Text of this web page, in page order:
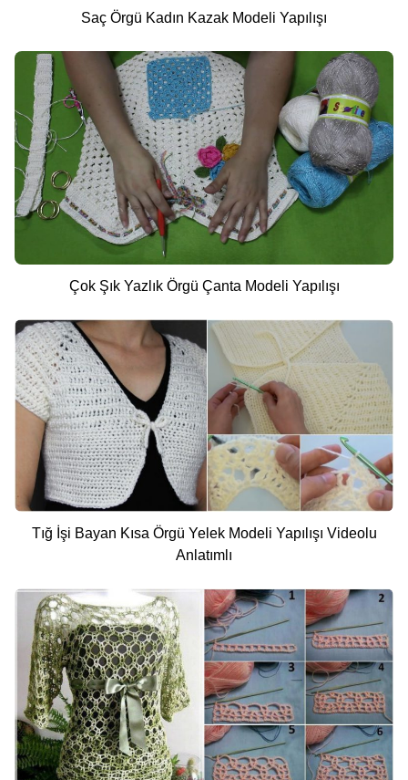
Saç Örgü Kadın Kazak Modeli Yapılışı
Çok Şık Yazlık Örgü Çanta Modeli Yapılışı
Tığ İşi Bayan Kısa Örgü Yelek Modeli Yapılışı Videolu
Anlatımlı